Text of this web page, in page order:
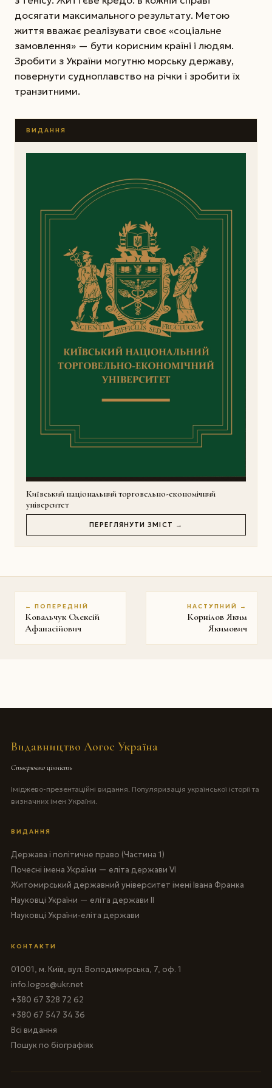
досягати максимального результату. Метою
життя вважає реалізувати своє «соціальне
замовлення» — бути корисним країні і людям.
Зробити з України могутню морську державу,
повернути судноплавство на річки і зробити їх
транзитними.
ВИДАННЯ
Київський національний торговельно-економічний
університет
ПЕРЕГЛЯНУТИ ЗМІСТ →
← ПОПЕРЕДНІЙ
Ковальчук Олексій
Афанасійович
НАСТУПНИЙ →
Корнілов Яким
Якимович
Видавництво Логос Україна
Створюємо цінність
Іміджево-презентаційні видання. Популяризація української історії та
визначних імен України.
ВИДАННЯ
Держава і політичне право (Частина 1)
Почесні імена України — еліта держави VI
Житомирський державний університет імені Івана Франка
Науковці України — еліта держави II
Науковці України-еліта держави
КОНТАКТИ
01001, м. Київ, вул. Володимирська, 7, оф. 1
info.logos@ukr.net
+380 67 328 72 62
+380 67 547 34 36
Всі видання
Пошук по біографіях